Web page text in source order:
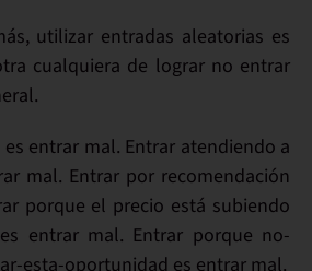
utilizar entradas aleatorias es
cualquiera de lograr no entrar
es entrar mal. Entrar atendiendo a
mal. Entrar por recomendación
porque el precio está subiendo
es entrar mal. Entrar porque no-
esta-oportunidad es entrar mal.